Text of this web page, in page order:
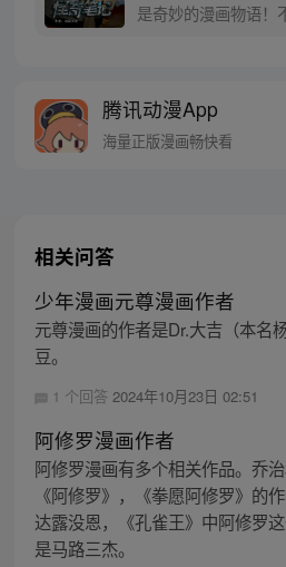
是奇妙的漫画物语！
腾讯动漫App
海量正版漫画畅快看
相关问答
少年漫画元尊漫画作者
元尊漫画的作者是Dr.大吉（本名
豆。
1 个回答 2024年10月23日 02:51
阿修罗漫画作者
阿修罗漫画有多个相关作品。乔
《阿修罗》，《拳愿阿修罗》的
达露没恩，《孔雀王》中阿修罗
是马路三杰。